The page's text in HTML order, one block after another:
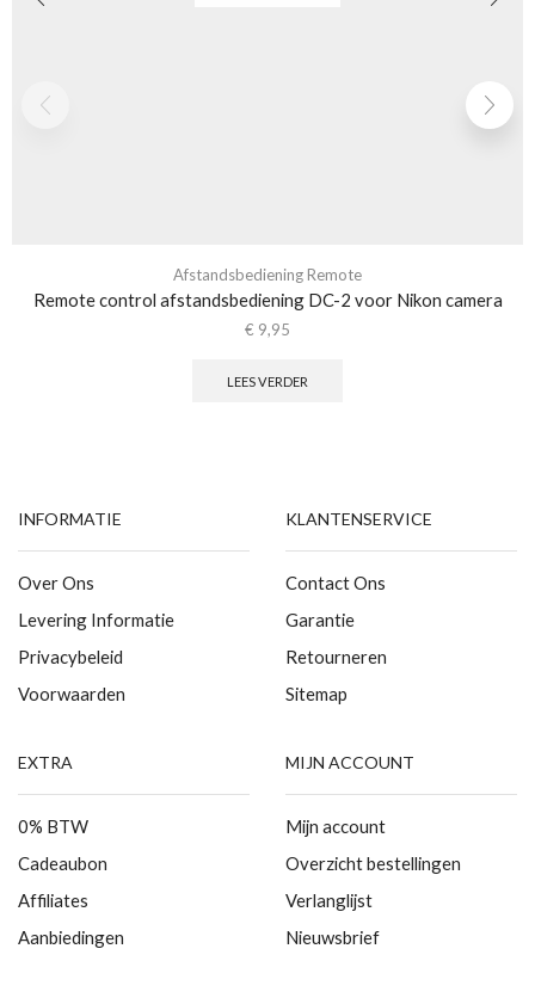
Afstandsbediening Remote
Remote control afstandsbediening DC-2 voor Nikon camera
€ 9,95
LEES VERDER
INFORMATIE
Over Ons
Levering Informatie
Privacybeleid
Voorwaarden
KLANTENSERVICE
Contact Ons
Garantie
Retourneren
Sitemap
EXTRA
0% BTW
Cadeaubon
Affiliates
Aanbiedingen
MIJN ACCOUNT
Mijn account
Overzicht bestellingen
Verlanglijst
Nieuwsbrief